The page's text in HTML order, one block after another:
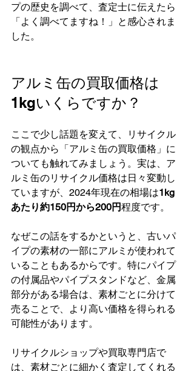
プの歴史を調べて、査定士に伝えたら
「よく調べてますね！」と感心されま
した。
アルミ缶の買取価格は
1kgいくらですか？
ここで少し話題を変えて、リサイクル
の観点から「アルミ缶の買取価格」に
ついても触れてみましょう。実は、ア
ルミ缶のリサイクル価格は日々変動し
ていますが、2024年現在の相場は1kg
あたり約150円から200円程度です。
なぜこの話をするかというと、古いパ
イプの素材の一部にアルミが使われて
いることもあるからです。特にパイプ
の付属品やパイプスタンドなど、金属
部分がある場合は、素材ごとに分けて
売ることで、より高い価格を得られる
可能性があります。
リサイクルショップや買取専門店で
は、素材ごとに細かく査定してくれる